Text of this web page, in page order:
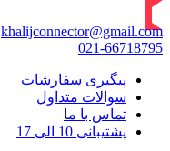
khalijconnector@gmail.com
021-66718795
پیگیری سفارشات
سوالات متداول
تماس با ما
پشتیبانی 10 الی 17